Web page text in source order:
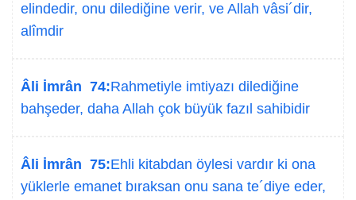
elindedir, onu dilediğine verir, ve Allah vâsi´dir,
alîmdir
Âli İmrân 74:Rahmetiyle imtiyazı dilediğine
bahşeder, daha Allah çok büyük fazıl sahibidir
Âli İmrân 75:Ehli kitabdan öylesi vardır ki ona
yüklerle emanet bıraksan onu sana te´diye eder,